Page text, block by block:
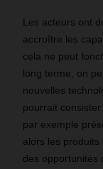
Les acteurs ont
accroître les
cela ne peut
long terme, on
nouvelles
pourrait
par exemple
alors les produits
des opportunités